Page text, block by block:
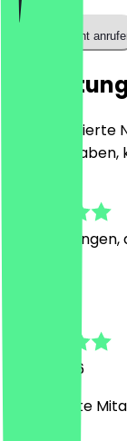
Restaurant
Nur registrierte
besucht
3. Mai 2026
Super nette